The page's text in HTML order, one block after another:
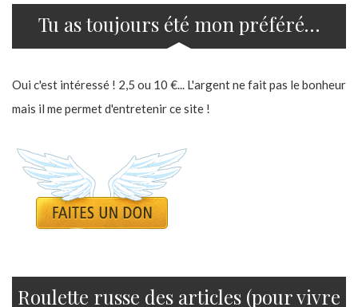
Tu as toujours été mon préféré…
Oui c'est intéressé ! 2,5 ou 10 €... L'argent ne fait pas le bonheur
mais il me permet d'entretenir ce site !
Roulette russe des articles (pour vivre